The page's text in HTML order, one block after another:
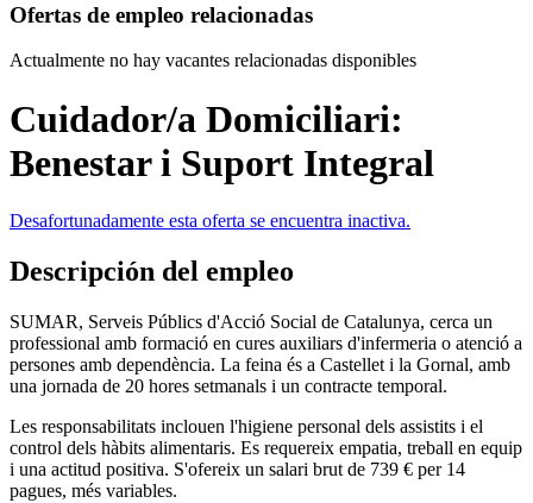
Ofertas de empleo relacionadas
Actualmente no hay vacantes relacionadas disponibles
Cuidador/a Domiciliari:
Benestar i Suport Integral
Desafortunadamente esta oferta se encuentra inactiva.
Descripción del empleo
SUMAR, Serveis Públics d'Acció Social de Catalunya, cerca un
professional amb formació en cures auxiliars d'infermeria o atenció a
persones amb dependència. La feina és a Castellet i la Gornal, amb
una jornada de 20 hores setmanals i un contracte temporal.
Les responsabilitats inclouen l'higiene personal dels assistits i el
control dels hàbits alimentaris. Es requereix empatia, treball en equip
i una actitud positiva. S'ofereix un salari brut de 739 € per 14
pagues, més variables.